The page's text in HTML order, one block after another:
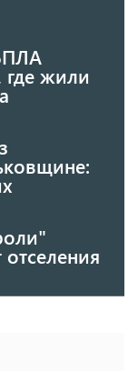
жили